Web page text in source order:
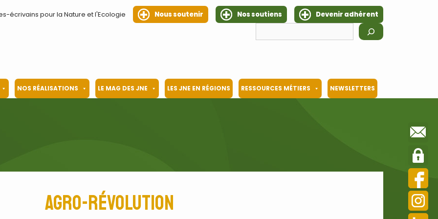
écrivains pour la Nature et l'Ecologie Nous soutenir Nos soutiens
Devenir adhérent
NOS RÉALISATIONS LE MAG DES JNE LES JNE EN RÉGIONS RESSOURCES MÉTIERS NEWSLETTERS
Agro-révolution